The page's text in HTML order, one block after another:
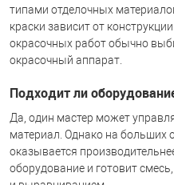
типами отделочных
краски зависит от
окрасочных работ обычно
окрасочный аппарат.
Подходит ли
Да, один мастер может
материал. Однако на больших
оказывается
оборудование и готовит